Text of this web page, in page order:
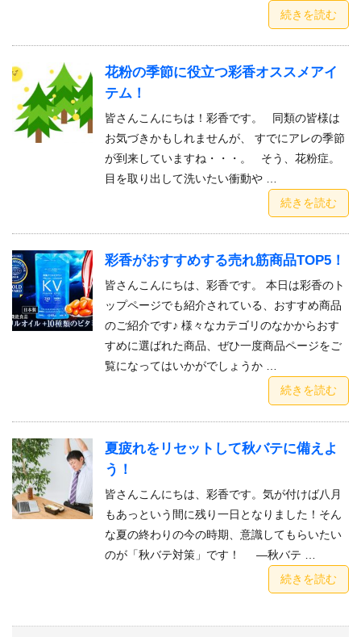
続きを読む
花粉の季節に役立つ彩香オススメアイ
テム！
皆さんこんにちは！彩香です。 同類の皆様は
お気づきかもしれませんが、 すでにアレの季節
が到来していますね・・・。 そう、花粉症。
目を取り出して洗いたい衝動や …
続きを読む
彩香がおすすめする売れ筋商品TOP5！
皆さんこんにちは、彩香です。 本日は彩香のト
ップページでも紹介されている、おすすめ商品
のご紹介です♪ 様々なカテゴリのなかからおす
すめに選ばれた商品、ぜひ一度商品ページをご
覧になってはいかがでしょうか …
続きを読む
夏疲れをリセットして秋バテに備えよ
う！
皆さんこんにちは、彩香です。気が付けば八月
もあっという間に残り一日となりました！そん
な夏の終わりの今の時期、意識してもらいたい
のが「秋バテ対策」です！ —秋バテ …
続きを読む